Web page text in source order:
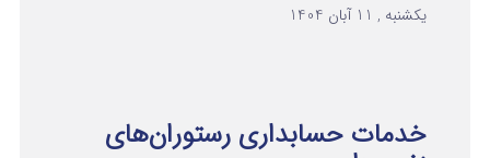
یکشنبه , 11 آبان 1404
خدمات حسابداری رستوران‌های